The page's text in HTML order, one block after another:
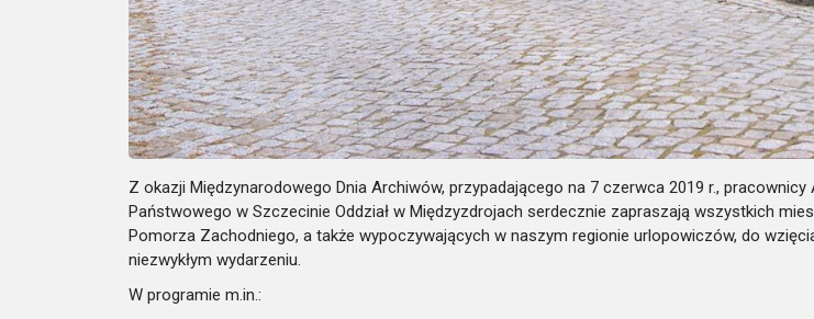
Z okazji Międzynarodowego Dnia Archiwów, przypadającego na 7 czerwca 2019 r., pracownicy
Państwowego w Szczecinie Oddział w Międzyzdrojach serdecznie zapraszają wszystkich
Pomorza Zachodniego, a także wypoczywających w naszym regionie urlopowiczów, do
niezwykłym wydarzeniu.
W programie m.in.: